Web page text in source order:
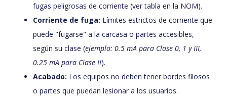
fugas peligrosas de corriente (ver tabla en la NOM).
Corriente de fuga: Límites estrictos de corriente que
puede "fugarse" a la carcasa o partes accesibles,
según su clase (ejemplo: 0.5 mA para Clase 0, 1 y III,
0.25 mA para Clase II).
Acabado: Los equipos no deben tener bordes filosos
o partes que puedan lesionar a los usuarios.